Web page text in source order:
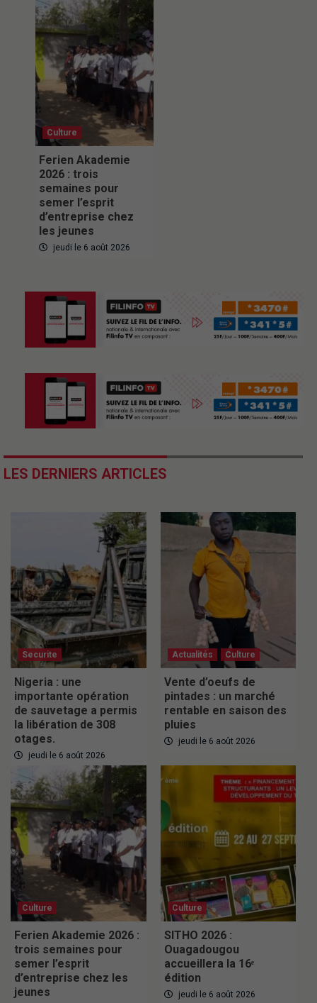
Culture
Ferien Akademie
2026 : trois
semaines pour
semer l’esprit
d’entreprise chez
les jeunes
jeudi le 6 août 2026
LES DERNIERS ARTICLES
Securite
Nigeria : une
importante opération
de sauvetage a permis
la libération de 308
otages.
jeudi le 6 août 2026
Actualités Culture
Vente d’oeufs de
pintades : un marché
rentable en saison des
pluies
jeudi le 6 août 2026
Culture
Ferien Akademie 2026 :
trois semaines pour
semer l’esprit
d’entreprise chez les
jeunes
Culture
SITHO 2026 :
Ouagadougou
accueillera la 16ᵉ
édition
jeudi le 6 août 2026